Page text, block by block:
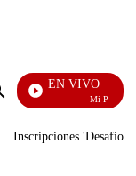
Enviar
EN VIVO
Mi Pecado
Inscripciones 'Desafío'